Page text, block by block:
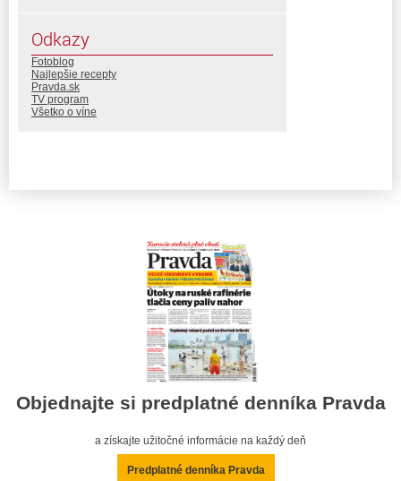
Odkazy
Fotoblog
Najlepšie recepty
Pravda.sk
TV program
Všetko o víne
Objednajte si predplatné denníka Pravda
a získajte užitočné informácie na každý deň
Predplatné denníka Pravda